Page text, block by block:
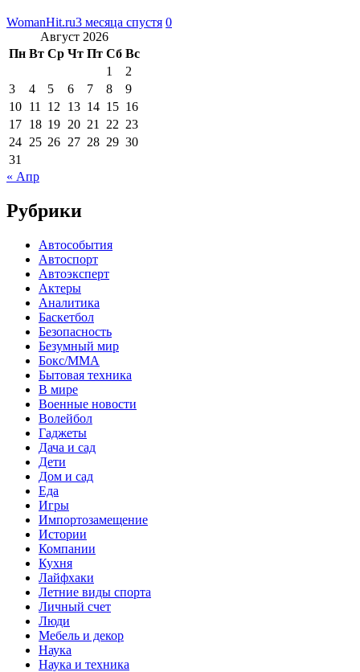
WomanHit.ru3 месяца спустя 0
Август 2026
Пн Вт Ср Чт Пт Сб Вс
1
2
3
4 5 6 7 8
9
10 11 12 13 14 15 16
17 18 19 20 21 22 23
24 25 26 27 28 29 30
31
« Апр
Рубрики
Автособытия
Автоспорт
Автоэксперт
Актеры
Аналитика
Баскетбол
Безопасность
Безумный мир
Бокс/MMA
Бытовая техника
В мире
Военные новости
Волейбол
Гаджеты
Дача и сад
Дети
Дом и сад
Еда
Игры
Импортозамещение
Истории
Компании
Кухня
Лайфхаки
Летние виды спорта
Личный счет
Люди
Мебель и декор
Наука
Наука и техника